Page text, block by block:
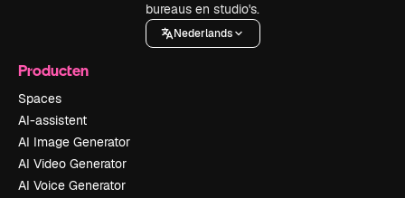
bureaus en studio's.
Nederlands
Producten
Spaces
AI-assistent
AI Image Generator
AI Video Generator
AI Voice Generator